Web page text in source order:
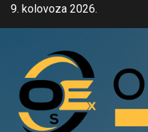
Skip9. kolovoza 2026.